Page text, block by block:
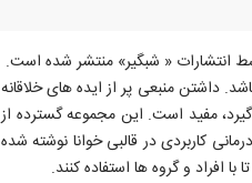
انتشارات « شبگیر» منتشر شده است.
داشتن منبعی پر از ایده های خلاقانه
مفید است. این مجموعه گسترده از
کاربردی در قالبی خوانا نوشته شده
افراد و گروه ها استفاده کنند.